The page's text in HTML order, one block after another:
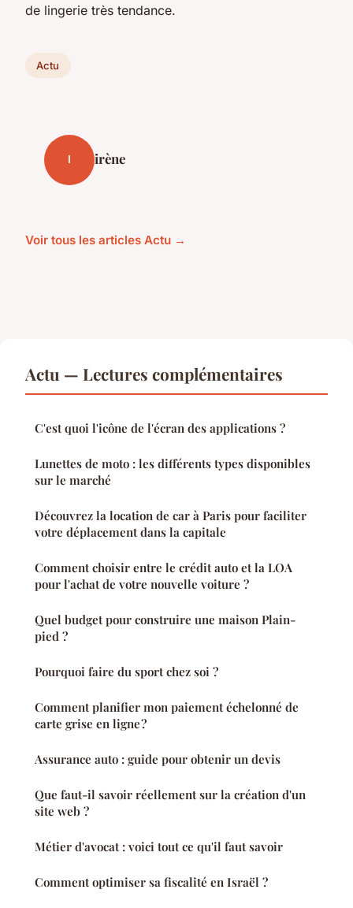
de lingerie très tendance.
Actu
I irène
Voir tous les articles Actu →
Actu — Lectures complémentaires
C'est quoi l'icône de l'écran des applications ?
Lunettes de moto : les différents types disponibles
sur le marché
Découvrez la location de car à Paris pour faciliter
votre déplacement dans la capitale
Comment choisir entre le crédit auto et la LOA
pour l'achat de votre nouvelle voiture ?
Quel budget pour construire une maison Plain-
pied ?
Pourquoi faire du sport chez soi ?
Comment planifier mon paiement échelonné de
carte grise en ligne ?
Assurance auto : guide pour obtenir un devis
Que faut-il savoir réellement sur la création d'un
site web ?
Métier d'avocat : voici tout ce qu'il faut savoir
Comment optimiser sa fiscalité en Israël ?